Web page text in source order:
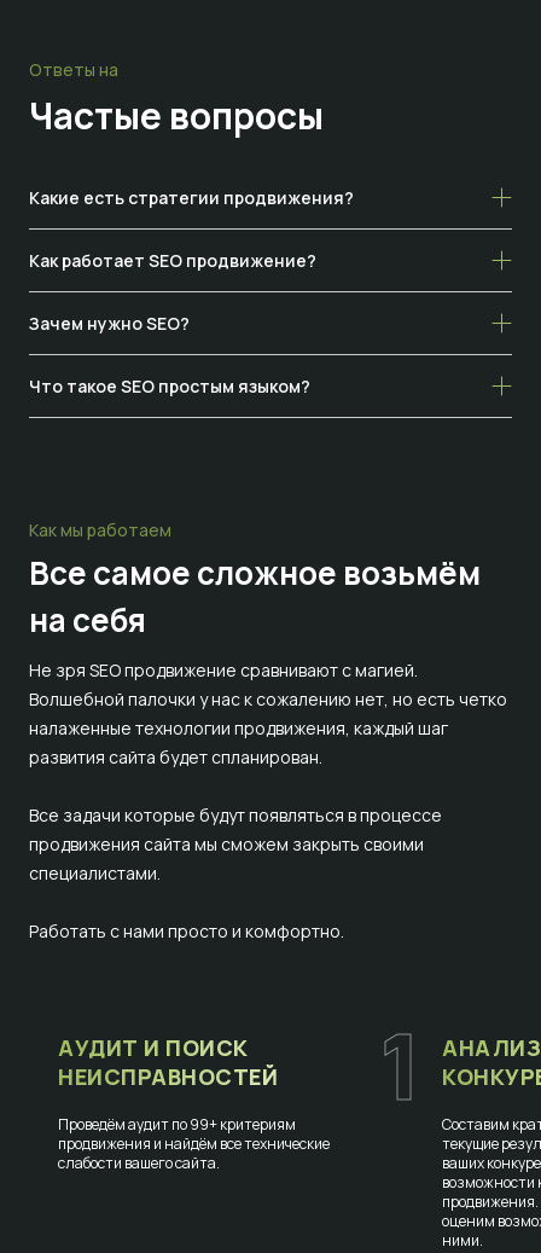
Ответы на
Частые вопросы
Какие есть стратегии продвижения?
Как работает SEO продвижение?
Зачем нужно SEO?
Что такое SEO простым языком?
Как мы работаем
Все самое сложное возьмём
на себя
Не зря SEO продвижение сравнивают с магией.
Волшебной палочки у нас к сожалению нет, но есть четко
налаженные технологии продвижения, каждый шаг
развития сайта будет спланирован.
Все задачи которые будут появляться в процессе
продвижения сайта мы сможем закрыть своими
специалистами.
Работать с нами просто и комфортно.
1
АУДИТ И ПОИСК
НЕИСПРАВНОСТЕЙ
Проведём аудит по 99+ критериям
продвижения и найдём все технические
слабости вашего сайта.
Составим
текущие
ваших
возможности
оценим
ними.